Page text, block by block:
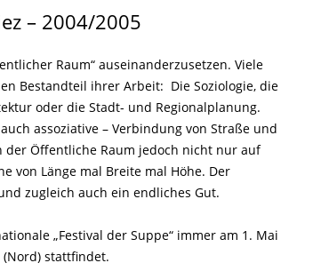
– 2004/2005
Raum“ auseinanderzusetzen. Viele
Bestandteil ihrer Arbeit: Die Soziologie, die
oder die Stadt- und Regionalplanung.
assoziative – Verbindung von Straße und
der Öffentliche Raum jedoch nicht nur auf
von Länge mal Breite mal Höhe. Der
zugleich auch ein endliches Gut.
„Festival der Suppe“ immer am 1. Mai
(Nord) stattfindet.